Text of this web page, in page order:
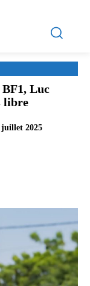
Luc
libre
juillet 2025